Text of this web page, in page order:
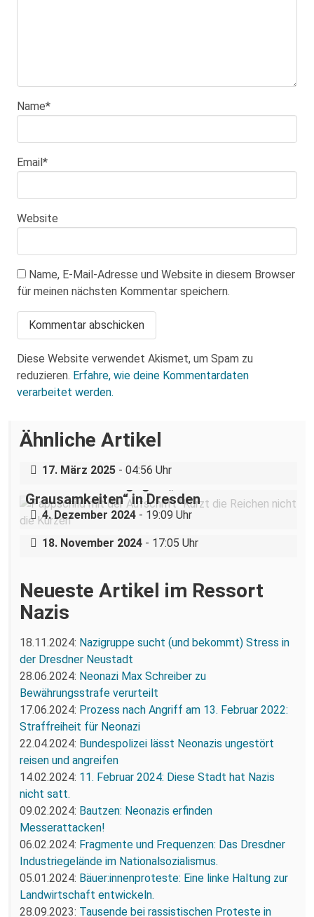
Name*
Email *
Website
Name, E-Mail-Adresse und Website in diesem Browser
für meinen nächsten Kommentar speichern.
Diese Website verwendet Akismet, um Spam zu
reduzieren. Erfahre, wie deine Kommentardaten
verarbeitet werden.
Ähnliche Artikel
Holocaustgedenktag in Coswig bei
17. März 2025 - 04:56 Uhr
„Teilhabe ist nicht verhandelbar“–
Grausamkeiten“ in Dresden
4. Dezember 2024 - 19:09 Uhr
Nazigruppe sucht (und bekommt) Stress
in der Dresdner Neustadt
18. November 2024 - 17:05 Uhr
Neueste Artikel im Ressort
Nazis
18.11.2024: Nazigruppe sucht (und bekommt) Stress in
der Dresdner Neustadt
28.06.2024: Neonazi Max Schreiber zu
Bewährungsstrafe verurteilt
17.06.2024: Prozess nach Angriff am 13. Februar 2022:
Straffreiheit für Neonazi
22.04.2024: Bundespolizei lässt Neonazis ungestört
reisen und angreifen
14.02.2024: 11. Februar 2024: Diese Stadt hat Nazis
nicht satt.
09.02.2024: Bautzen: Neonazis erfinden
Messerattacken!
06.02.2024: Fragmente und Frequenzen: Das Dresdner
Industriegelände im Nationalsozialismus.
05.01.2024: Bäuer:innenproteste: Eine linke Haltung zur
Landwirtschaft entwickeln.
28.09.2023: Tausende bei rassistischen Proteste in